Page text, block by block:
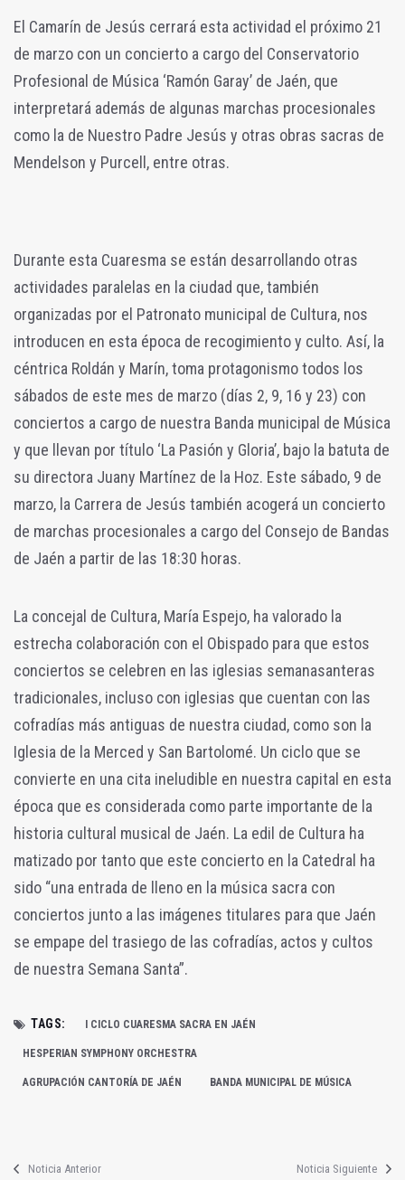
El Camarín de Jesús cerrará esta actividad el próximo 21
de marzo con un concierto a cargo del Conservatorio
Profesional de Música ‘Ramón Garay’ de Jaén, que
interpretará además de algunas marchas procesionales
como la de Nuestro Padre Jesús y otras obras sacras de
Mendelson y Purcell, entre otras.
Durante esta Cuaresma se están desarrollando otras
actividades paralelas en la ciudad que, también
organizadas por el Patronato municipal de Cultura, nos
introducen en esta época de recogimiento y culto. Así, la
céntrica Roldán y Marín, toma protagonismo todos los
sábados de este mes de marzo (días 2, 9, 16 y 23) con
conciertos a cargo de nuestra Banda municipal de Música
y que llevan por título ‘La Pasión y Gloria’, bajo la batuta de
su directora Juany Martínez de la Hoz. Este sábado, 9 de
marzo, la Carrera de Jesús también acogerá un concierto
de marchas procesionales a cargo del Consejo de Bandas
de Jaén a partir de las 18:30 horas.
La concejal de Cultura, María Espejo, ha valorado la
estrecha colaboración con el Obispado para que estos
conciertos se celebren en las iglesias semanasanteras
tradicionales, incluso con iglesias que cuentan con las
cofradías más antiguas de nuestra ciudad, como son la
Iglesia de la Merced y San Bartolomé. Un ciclo que se
convierte en una cita ineludible en nuestra capital en esta
época que es considerada como parte importante de la
historia cultural musical de Jaén. La edil de Cultura ha
matizado por tanto que este concierto en la Catedral ha
sido “una entrada de lleno en la música sacra con
conciertos junto a las imágenes titulares para que Jaén
se empape del trasiego de las cofradías, actos y cultos
de nuestra Semana Santa”.
TAGS: I CICLO CUARESMA SACRA EN JAÉN
HESPERIAN SYMPHONY ORCHESTRA
AGRUPACIÓN CANTORÍA DE JAÉN BANDA MUNICIPAL DE MÚSICA
Noticia Anterior Noticia Siguiente